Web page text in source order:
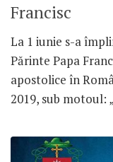
Francisc
La 1 iunie s-a
Părinte Papa
apostolice în
2019, sub motoul: